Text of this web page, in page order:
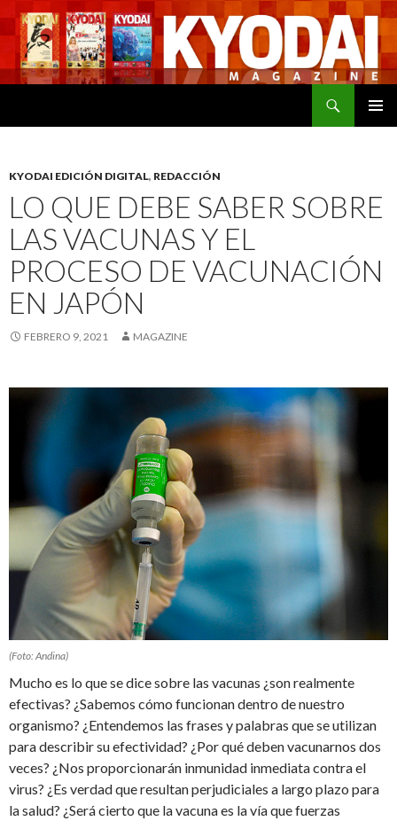
KYODAI EDICIÓN DIGITAL, REDACCIÓN
LO QUE DEBE SABER SOBRE
LAS VACUNAS Y EL
PROCESO DE VACUNACIÓN
EN JAPÓN
FEBRERO 9, 2021 MAGAZINE
(Foto: Andina)
Mucho es lo que se dice sobre las vacunas ¿son realmente
efectivas? ¿Sabemos cómo funcionan dentro de nuestro
organismo? ¿Entendemos las frases y palabras que se utilizan
para describir su efectividad? ¿Por qué deben vacunarnos dos
veces? ¿Nos proporcionarán inmunidad inmediata contra el
virus? ¿Es verdad que resultan perjudiciales a largo plazo para
la salud? ¿Será cierto que la vacuna es la vía que fuerzas